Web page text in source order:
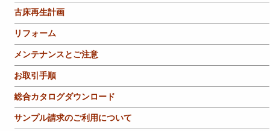
古床再生計画
リフォーム
メンテナンスとご注意
お取引手順
総合カタログダウンロード
サンプル請求のご利用について